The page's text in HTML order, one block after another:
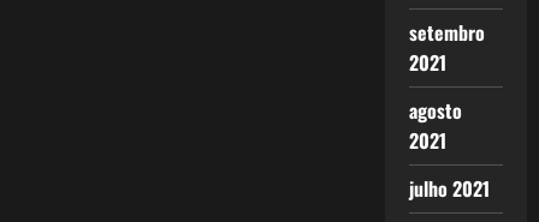
setembro
2021
agosto
2021
julho 2021